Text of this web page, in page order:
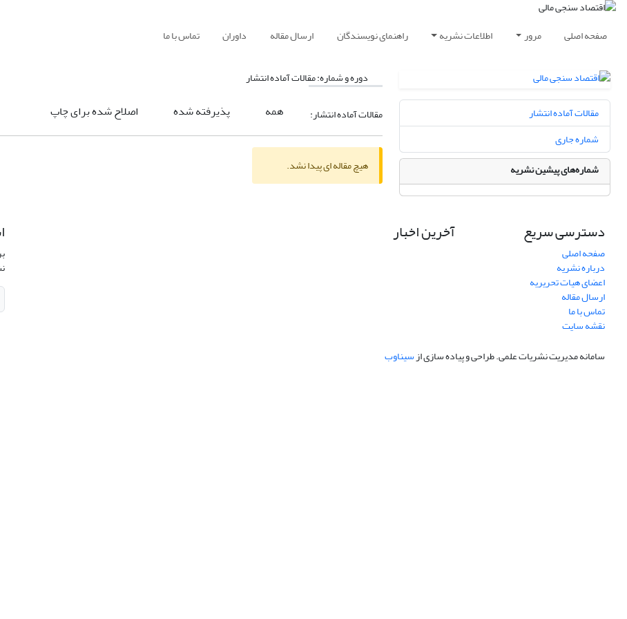
صفحه اصلی مرور اطلاعات نشریه راهنمای نویسندگان ارسال مقاله داوران تماس با ما
دوره و شماره:مقالات آماده انتشار
مقالات آماده انتشار:
همه پذیرفته شده اصلاح شده برای چاپ
هیچ مقاله ای پیدا نشد.
مقالات آماده انتشار
شماره جاری
شماره‌های پیشین نشریه
دسترسی سریع
صفحه اصلی
درباره نشریه
اعضای هیات تحریریه
ارسال مقاله
تماس با ما
نقشه سایت
آخرین اخبار
سامانه مدیریت نشریات علمی.طراحی و پیاده سازی ازسیناوب